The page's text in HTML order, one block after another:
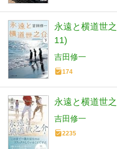
永遠と横道世
11)
吉田修一
174
永遠と横道世
吉田修一
2235